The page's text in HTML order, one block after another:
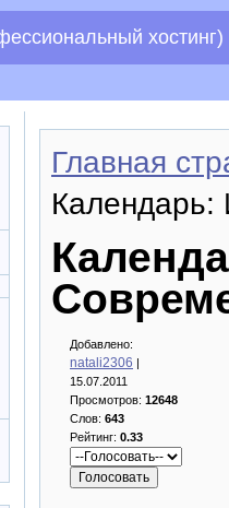
хостинг)
Главная
Календарь:
Добавлено:
natali2306 |
15.07.2011
Просмотров: 12648
Слов: 643
Рейтинг: 0.33